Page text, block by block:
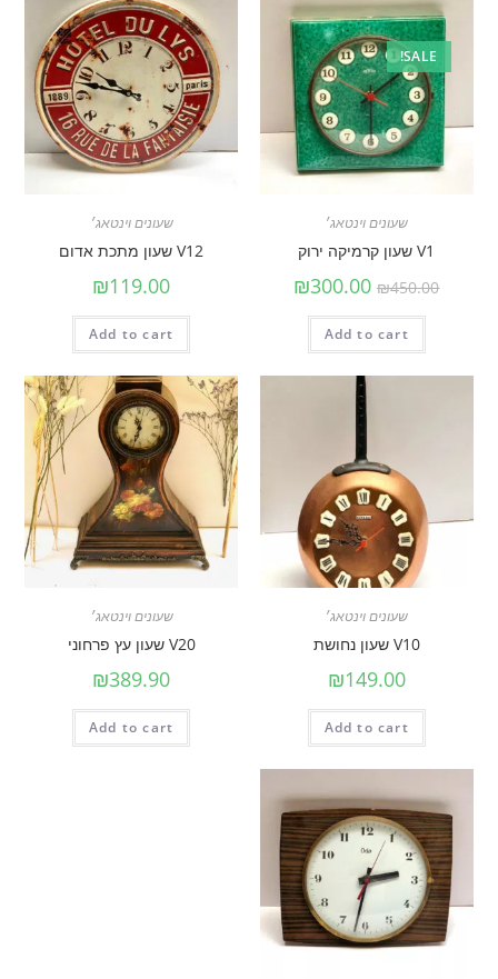
SALE!
שעונים וינטאג׳
V1 שעון קרמיקה ירוק
₪450.00
₪300.00
Add to cart
שעונים וינטאג׳
V12 שעון מתכת אדום
₪119.00
Add to cart
שעונים וינטאג׳
V10 שעון נחושת
₪149.00
Add to cart
שעונים וינטאג׳
V20 שעון עץ פרחוני
₪389.90
Add to cart